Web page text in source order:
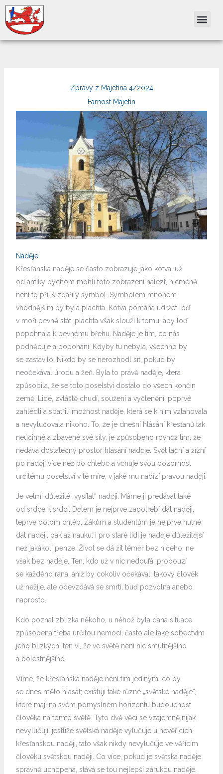
Přeskočit
na
obsah
Zprávy z Majetína 4/2024
Farnost Majetín
Naděje
Křesťanská naděje se často zobrazuje jako kotva; už
od antiky bychom mohli toto zobrazení nalézt, nicméně
není to příliš zdařilý symbol. Symbolem mnohem
vhodnějším by byla plachta. Kotva pomáhá udržet loď
v moři pevně stát, plachta však slouží k tomu, aby loď
popohnala k pevnému břehu. Naděje je tím, co nás
podněcuje a popohání. Kdyby tu nebyla, všechno by
se zastavilo. Nikdo by se nerozhodl sít, pokud by
neočekával úrodu a žeň. Byla to právě naděje, která
způsobila, že se toto poselství dostalo do všech končin
země. Lidé, zvláště chudí, soužení a vyčlenění, poprvé
zahlédli a spatřili možnost naděje, která se k nim vztahovala
a nevylučovala nikoho. To, že je dnešní hlásání křesťanů tak
neúčinné a zbavené své síly, je způsobeno rovněž tím, že
nedává dostatečný prostor hlásání naděje. Svět lační a žízní
po naději více než po chlebě a věnuje svou pozornost
určitému poselství v té míře, v jaké mu nabízí pravou naději.
Je velmi důležité „vysílat“ naději. Máme ji předávat také
od srdce k srdci. Dětem je nejprve zapotřebí dát naději,
teprve potom chléb. Žákům a studentům je nejprve nutné
dát naději, pak až nauku; i pro staré lidi je naděje důležitější
než jakákoli penze. Život se dá žít téměř bez ničeho, ne
však bez naděje. Ten, kdo už v nic nedoufá, probouzí
se každého rána, aniž by cokoliv očekával, takový člověk
už nežije, ale odevzdává se smrti, buď pozvolna anebo
naprosto.
Kdo poznal zblízka někoho, u něhož byla daná situace
způsobena třeba určitou nemocí, často ale také sobectvím
jeho blízkých, ten ví, že ve světě není nic smutnějšího
a bolestnějšího.
Víme, že křesťanská naděje není tím jediným, co by
se dnes mělo hlásat; existují také různé „světské naděje“,
které mají na svém pomyslném horizontu budoucnost
člověka na tomto světě. Tyto dvě věci se vzájemně nijak
nevylučují: jestliže světská naděje vylučuje u nevěřících
křesťanskou naději, tato však nikdy nevylučuje ve věřícím
člověku světskou naději. Co více, pokud je světská naděje
správně uchopená, stává se tou nejlepší zárukou naděje.